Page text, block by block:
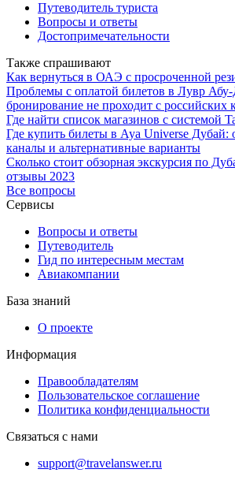
Путеводитель туриста
Вопросы и ответы
Достопримечательности
Также спрашивают
Как вернуться в ОАЭ с просроченной
Проблемы с оплатой билетов в Лувр
бронирование не проходит с российских
Где найти список магазинов с системой
Где купить билеты в Aya Universe Дубай:
каналы и альтернативные варианты
Сколько стоит обзорная экскурсия по
отзывы 2023
Все вопросы
Сервисы
Вопросы и ответы
Путеводитель
Гид по интересным местам
Авиакомпании
База знаний
О проекте
Информация
Правообладателям
Пользовательское соглашение
Политика конфиденциальности
Связаться с нами
support@travelanswer.ru